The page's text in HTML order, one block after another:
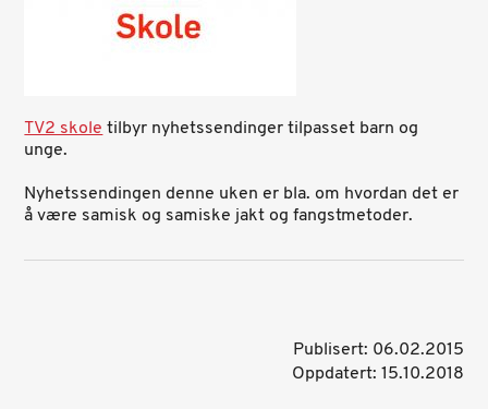
TV2 skoletilbyr nyhetssendinger tilpasset barn og
unge.
Nyhetssendingen denne uken er bla. om hvordan det er
å være samisk og samiske jakt og fangstmetoder.
Publisert: 06.02.2015
Oppdatert: 15.10.2018